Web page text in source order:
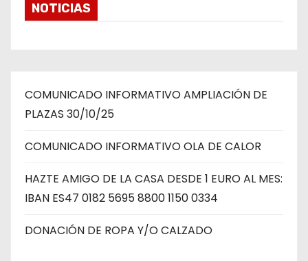
NOTICIAS
COMUNICADO INFORMATIVO AMPLIACIÓN DE
PLAZAS 30/10/25
COMUNICADO INFORMATIVO OLA DE CALOR
HAZTE AMIGO DE LA CASA DESDE 1 EURO AL MES:
IBAN ES47 0182 5695 8800 1150 0334
DONACIÓN DE ROPA Y/O CALZADO
Noticias
HAZTE
AMIGO DE